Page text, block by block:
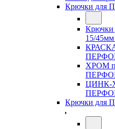
Крючки для
15/45мм
КРАСКА
ХРОМ
ЦИНК-
Крючки для